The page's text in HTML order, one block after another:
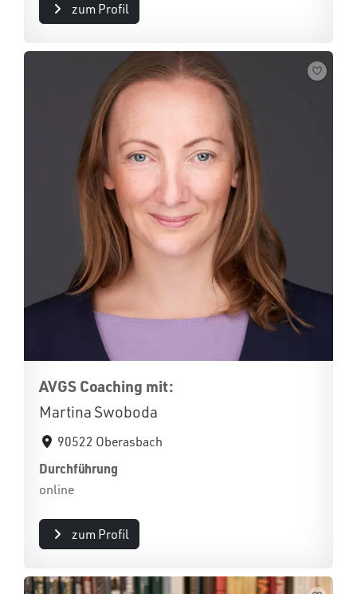
zum Profil
AVGS Coaching mit:
Martina Swoboda
90522 Oberasbach
Durchführung
online
zum Profil